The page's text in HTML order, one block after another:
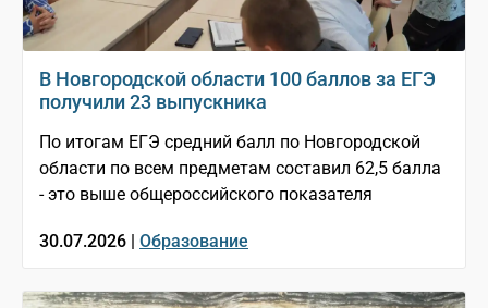
В Новгородской области 100 баллов за ЕГЭ
получили 23 выпускника
По итогам ЕГЭ средний балл по Новгородской
области по всем предметам составил 62,5 балла
- это выше общероссийского показателя
30.07.2026 | Образование